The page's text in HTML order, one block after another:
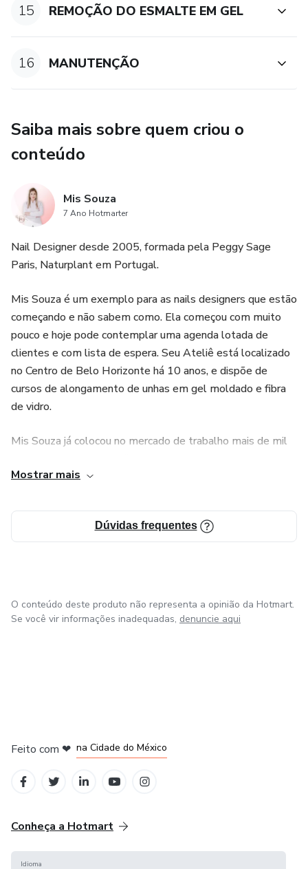
15 REMOÇÃO DO ESMALTE EM GEL
16 MANUTENÇÃO
Saiba mais sobre quem criou o
conteúdo
Mis Souza
7 Ano Hotmarter
Nail Designer desde 2005, formada pela Peggy Sage
Paris, Naturplant em Portugal.
Mis Souza é um exemplo para as nails designers que estão
começando e não sabem como. Ela começou com muito
pouco e hoje pode contemplar uma agenda lotada de
clientes e com lista de espera. Seu Ateliê está localizado
no Centro de Belo Horizonte há 10 anos, e dispõe de
cursos de alongamento de unhas em gel moldado e fibra
de vidro.
Mis Souza já colocou no mercado de trabalho mais de mil
clientes e aumentarem sua fonte de renda. Compromisso
curso MFF por Mis Souza.
Mostrar mais
Dúvidas frequentes
O conteúdo deste produto não representa a opinião da Hotmart.
Se você vir informações inadequadas, denuncie aqui
Feito com ❤ na Cidade do México
Conheça a Hotmart
Idioma